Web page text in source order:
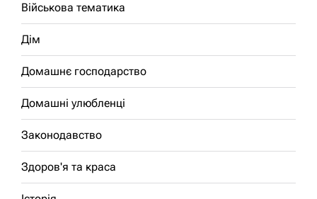
Військова тематика
Дім
Домашнє господарство
Домашні улюбленці
Законодавство
Здоров'я та краса